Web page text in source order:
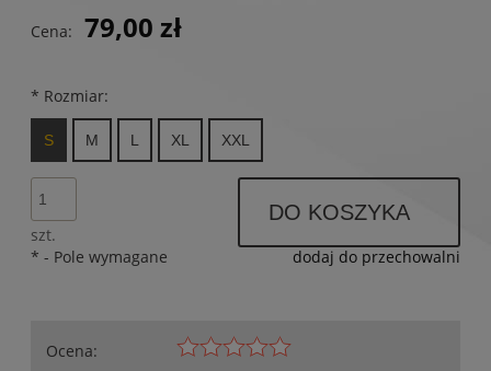
Cena: 79,00 zł
* Rozmiar:
S M L XL XXL
szt.
DO KOSZYKA
dodaj do przechowalni
* - Pole wymagane
Ocena: